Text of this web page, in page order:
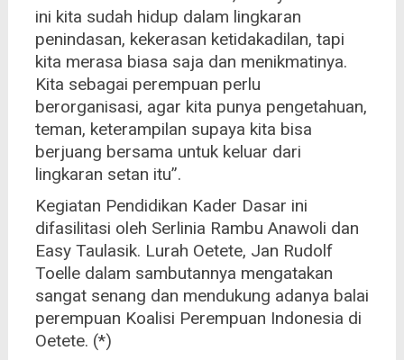
ini kita sudah hidup dalam lingkaran
penindasan, kekerasan ketidakadilan, tapi
kita merasa biasa saja dan menikmatinya.
Kita sebagai perempuan perlu
berorganisasi, agar kita punya pengetahuan,
teman, keterampilan supaya kita bisa
berjuang bersama untuk keluar dari
lingkaran setan itu”.
Kegiatan Pendidikan Kader Dasar ini
difasilitasi oleh Serlinia Rambu Anawoli dan
Easy Taulasik. Lurah Oetete, Jan Rudolf
Toelle dalam sambutannya mengatakan
sangat senang dan mendukung adanya balai
perempuan Koalisi Perempuan Indonesia di
Oetete. (*)